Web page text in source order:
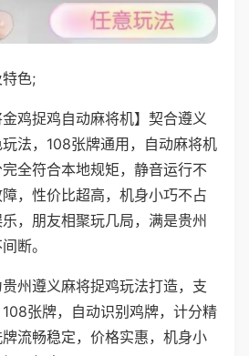
色;
金鸡捉鸡自动麻将机】契合遵义
法，108张牌通用，自动麻将机
全符合本地规矩，静音运行不
，性价比超高，机身小巧不占
，朋友相聚玩几局，满是贵州
断。
州遵义麻将捉鸡玩法打造，支
张牌，自动识别鸡牌，计分精
流畅稳定，价格实惠，机身小